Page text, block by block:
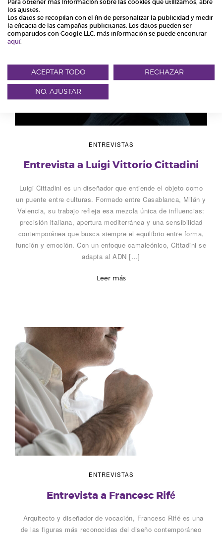
ENTREVISTAS
Entrevista a Luigi Vittorio Cittadini
Luigi Cittadini es un diseñador que entiende el objeto como
un puente entre culturas. Formado entre Casablanca, Milán y
Valencia, su trabajo refleja esa mezcla única de influencias:
precisión italiana, apertura mediterránea y una sensibilidad
contemporánea que busca siempre el equilibrio entre forma,
función y emoción. Con un enfoque camaleónico, Cittadini se
adapta al ADN […]
Leer más
ENTREVISTAS
Entrevista a Francesc Rifé
Arquitecto y diseñador de vocación, Francesc Rifé es una
de las figuras más reconocidas del diseño contemporáneo
Para obtener más información sobre las cookies que utilizamos, abre
los ajustes.
Los datos se recopilan con el fin de personalizar la publicidad y medir
la eficacia de las campañas publicitarias. Los datos pueden ser
compartidos con Google LLC, más información se puede encontrar
aquí.
ACEPTAR TODO RECHAZAR
NO, AJUSTAR